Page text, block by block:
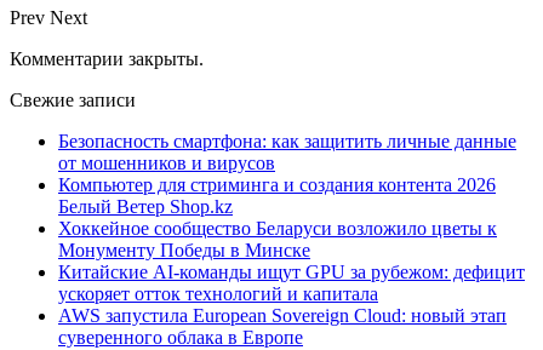
Prev Next
Комментарии закрыты.
Свежие записи
Безопасность смартфона: как защитить личные данные
от мошенников и вирусов
Компьютер для стриминга и создания контента 2026
Белый Ветер Shop.kz
Хоккейное сообщество Беларуси возложило цветы к
Монументу Победы в Минске
Китайские AI-команды ищут GPU за рубежом: дефицит
ускоряет отток технологий и капитала
AWS запустила European Sovereign Cloud: новый этап
суверенного облака в Европе